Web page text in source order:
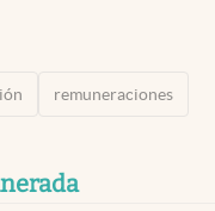
remuneraciones